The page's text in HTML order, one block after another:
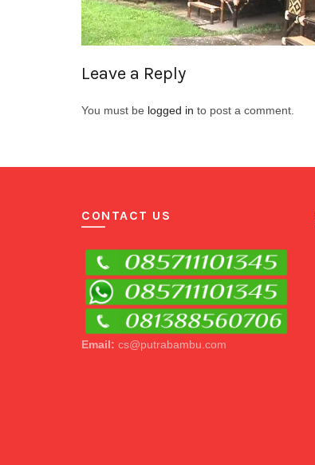
Leave a Reply
You must be logged in to post a comment.
CONTACT US
Email: cs@putrabambu.com